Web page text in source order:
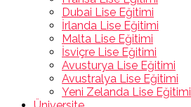
Dubai Lise Eğitimi
İrlanda Lise Eğitimi
Malta Lise Eğitimi
İsviçre Lise Eğitimi
Avusturya Lise Eğitimi
Avustralya Lise Eğitimi
Yeni Zelanda Lise Eğitimi